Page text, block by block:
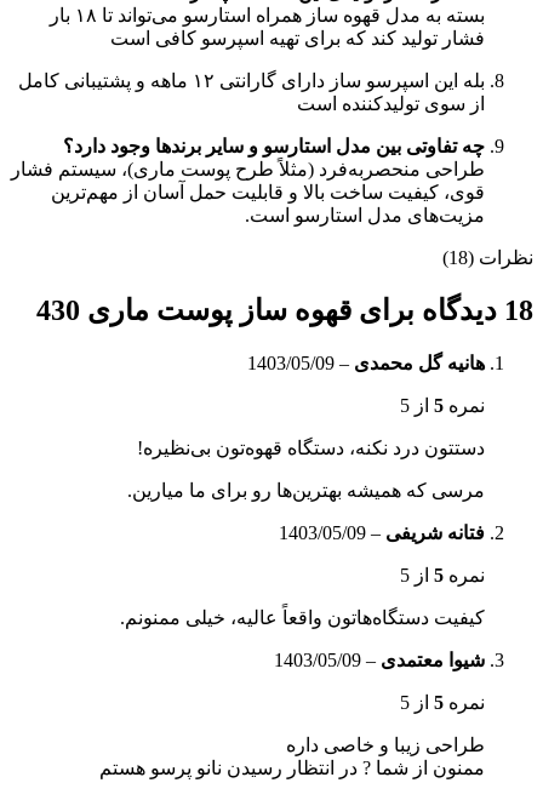
بسته به مدل قهوه ساز همراه استارسو می‌تواند تا ۱۸ بار
فشار تولید کند که برای تهیه اسپرسو کافی است
بله این اسپرسو ساز دارای گارانتی ۱۲ ماهه و پشتیبانی کامل
از سوی تولیدکننده است
چه تفاوتی بین مدل استارسو و سایر برندها وجود دارد؟
طراحی منحصر‌به‌فرد (مثلاً طرح پوست ماری)، سیستم فشار
قوی، کیفیت ساخت بالا و قابلیت حمل آسان از مهم‌ترین
مزیت‌های مدل استارسو است.
نظرات (18)
18 دیدگاه برای قهوه ساز پوست ماری 430
هانیه گل محمدی –
1403/05/09
نمره 5 از 5
دستتون درد نکنه، دستگاه‌ قهوه‌تون بی‌نظیره!
مرسی که همیشه بهترین‌ها رو برای ما میارین.
فتانه شریفی –
1403/05/09
نمره 5 از 5
کیفیت دستگاه‌هاتون واقعاً عالیه، خیلی ممنونم.
شیوا معتمدی –
1403/05/09
نمره 5 از 5
طراحی زیبا و خاصی داره
ممنون از شما ? در انتظار رسیدن نانو پرسو هستم